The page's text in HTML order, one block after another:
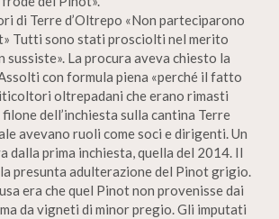
di Terre d’Oltrepo «Non parteciparono
Tutti sono stati prosciolti nel merito
sussiste». La procura aveva chiesto la
con formula piena «perché il fatto
oltrepadani che erano rimasti
dell’inchiesta sulla cantina Terre
avevano ruoli come soci e dirigenti. Un
dalla prima inchiesta, quella del 2014. Il
presunta adulterazione del Pinot grigio.
era che quel Pinot non provenisse dai
da vigneti di minor pregio. Gli imputati